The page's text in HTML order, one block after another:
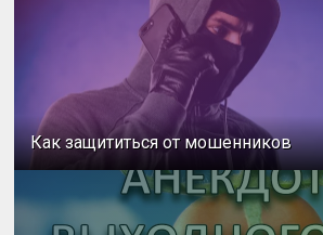
Как защититься от мошенников